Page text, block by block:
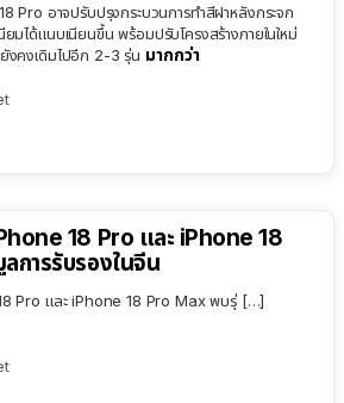
Pro อาจปรับปรุงกระบวนการทำสีฝาหลังกระจก
ยมได้แนบเนียนขึ้น พร้อมปรับโครงสร้างภายในใหม่
งคงเดิมไปอีก 2-3 รุ่น มากกว่า
18 Pro และ iPhone 18
การรับรองในจีน
Pro และ iPhone 18 Pro Max พบรุ่ […]